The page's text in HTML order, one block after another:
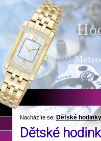
Nacházíte se: Dětské
Dětské